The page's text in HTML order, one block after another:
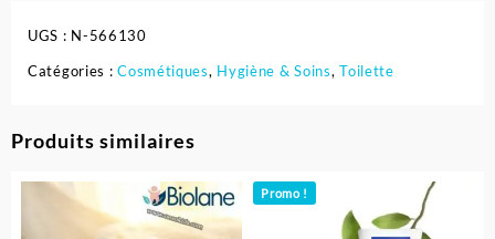
UGS : N-566130
Catégories :Cosmétiques, Hygiène & Soins,Toilette
Produits similaires
Promo !